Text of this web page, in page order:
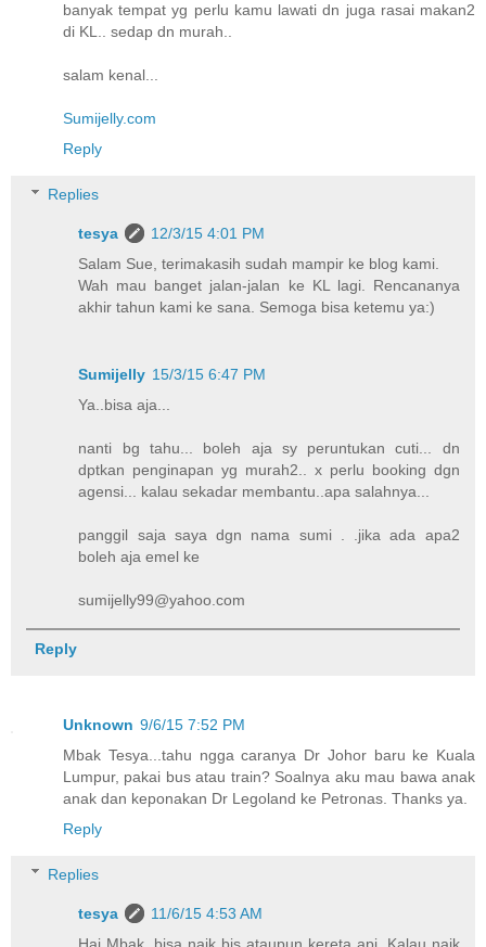
banyak tempat yg perlu kamu lawati dn juga rasai makan2
di KL.. sedap dn murah..
salam kenal...
Sumijelly.com
Reply
Replies
tesya
12/3/15 4:01 PM
Salam Sue, terimakasih sudah mampir ke blog kami.
Wah mau banget jalan-jalan ke KL lagi. Rencananya
akhir tahun kami ke sana. Semoga bisa ketemu ya:)
Sumijelly 15/3/15 6:47 PM
Ya..bisa aja...
nanti bg tahu... boleh aja sy peruntukan cuti... dn
dptkan penginapan yg murah2.. x perlu booking dgn
agensi... kalau sekadar membantu..apa salahnya...
panggil saja saya dgn nama sumi . .jika ada apa2
boleh aja emel ke
sumijelly99@yahoo.com
Reply
Unknown 9/6/15 7:52 PM
Mbak Tesya...tahu ngga caranya Dr Johor baru ke Kuala
Lumpur, pakai bus atau train? Soalnya aku mau bawa anak
anak dan keponakan Dr Legoland ke Petronas. Thanks ya.
Reply
Replies
tesya
11/6/15 4:53 AM
Hai Mbak, bisa naik bis ataupun kereta api. Kalau naik